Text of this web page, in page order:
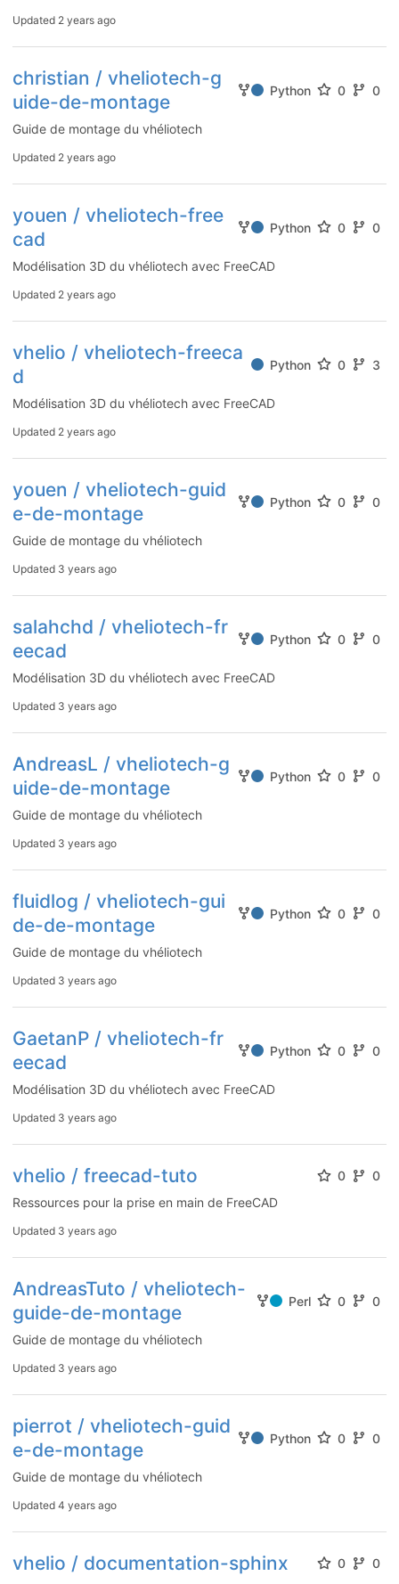
Updated 2 years ago
christian / vheliotech-g
uide-de-montage
Python 0 0
Guide de montage du vhéliotech
Updated 2 years ago
youen / vheliotech-free
cad
Python 0 0
Modélisation 3D du vhéliotech avec FreeCAD
Updated 2 years ago
vhelio / vheliotech-freeca
d
Python 0 3
Modélisation 3D du vhéliotech avec FreeCAD
Updated 2 years ago
youen / vheliotech-guid
e-de-montage
Python 0 0
Guide de montage du vhéliotech
Updated 3 years ago
salahchd / vheliotech-fr
eecad
Python 0 0
Modélisation 3D du vhéliotech avec FreeCAD
Updated 3 years ago
AndreasL / vheliotech-g
uide-de-montage
Python 0 0
Guide de montage du vhéliotech
Updated 3 years ago
fluidlog / vheliotech-gui
de-de-montage
Python 0 0
Guide de montage du vhéliotech
Updated 3 years ago
GaetanP / vheliotech-fr
eecad
Python 0 0
Modélisation 3D du vhéliotech avec FreeCAD
Updated 3 years ago
vhelio / freecad-tuto 0
0
Ressources pour la prise en main de FreeCAD
Updated 3 years ago
AndreasTuto / vheliotech-
guide-de-montage
Perl 0 0
Guide de montage du vhéliotech
Updated 3 years ago
pierrot / vheliotech-guid
e-de-montage
Python 0 0
Guide de montage du vhéliotech
Updated 4 years ago
vhelio / documentation-sphinx 0
0